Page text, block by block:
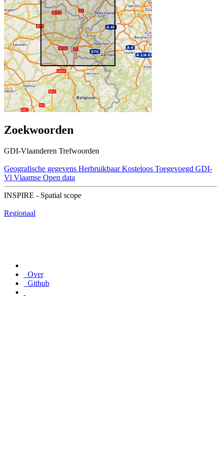
Zoekwoorden
GDI-Vlaanderen Trefwoorden
Geografische gegevens Herbruikbaar Kosteloos Toegevoegd GDI-
Vl Vlaamse Open data
INSPIRE - Spatial scope
Regionaal
Over
Github